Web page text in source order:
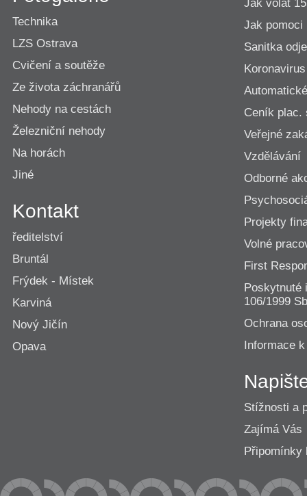
Technika
LZS Ostrava
Cvičení a soutěže
Ze života záchranářů
Nehody na cestách
Železniční nehody
Na horách
Jiné
Kontakt
ředitelství
Bruntál
Frýdek - Místek
Karviná
Nový Jičín
Opava
Jak volat
Jak pomoci
Sanitka
Koronavirus
Ceník plac.
Veřejné
Vzdělávání
Odborné
Projekty
Volné
First
Poskytnuté
106/1999
Ochrana
Informace
Stížnosti a
Zajímá Vás
Připomínky